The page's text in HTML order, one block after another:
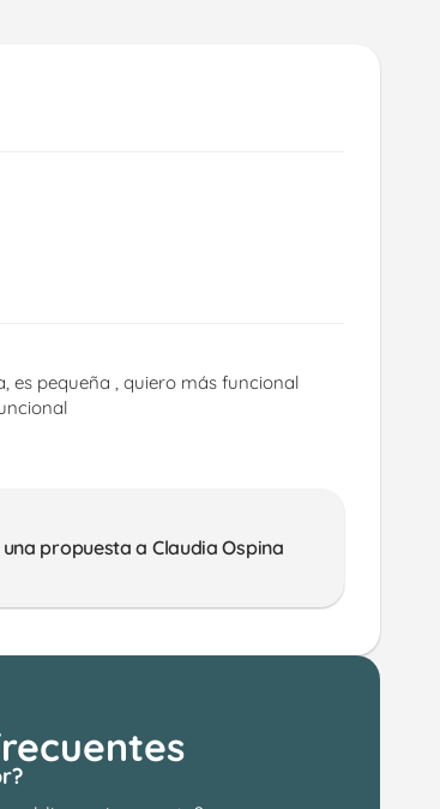
es pequeña , quiero más funcional
propuesta a Claudia Ospina